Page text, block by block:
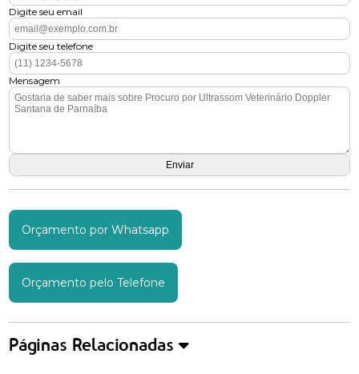
Digite seu email
Digite seu telefone
Mensagem
Orçamento por Whatsapp
Orçamento pelo Telefone
Páginas Relacionadas